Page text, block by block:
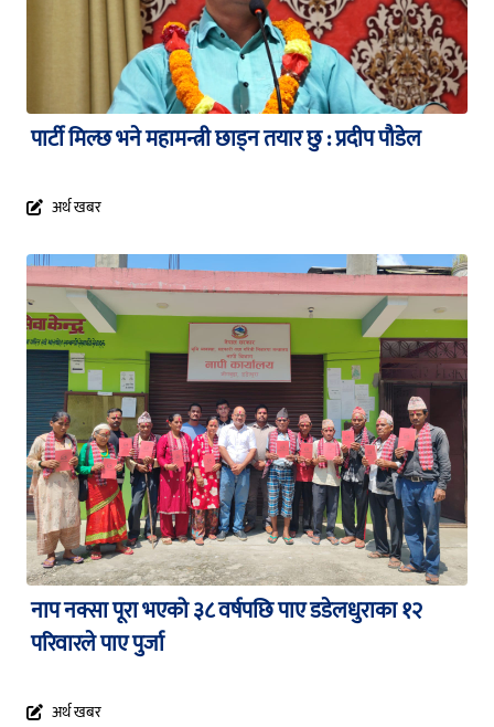
पार्टी मिल्छ भने महामन्त्री छाड्न तयार छु : प्रदीप पौडेल
अर्थ खबर
नाप नक्सा पूरा भएको ३८ वर्षपछि पाए डडेलधुराका १२
परिवारले पाए पुर्जा
अर्थ खबर